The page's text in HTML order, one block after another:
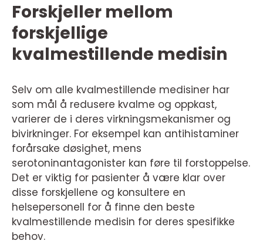
Forskjeller mellom
forskjellige
kvalmestillende medisin
Selv om alle kvalmestillende medisiner har
som mål å redusere kvalme og oppkast,
varierer de i deres virkningsmekanismer og
bivirkninger. For eksempel kan antihistaminer
forårsake døsighet, mens
serotoninantagonister kan føre til forstoppelse.
Det er viktig for pasienter å være klar over
disse forskjellene og konsultere en
helsepersonell for å finne den beste
kvalmestillende medisin for deres spesifikke
behov.